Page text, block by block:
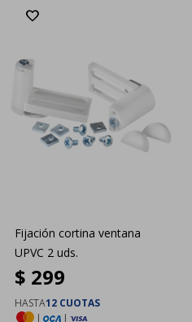
Fijación cortina ventana
UPVC 2 uds.
$ 299
HASTA12 CUOTAS
|
|